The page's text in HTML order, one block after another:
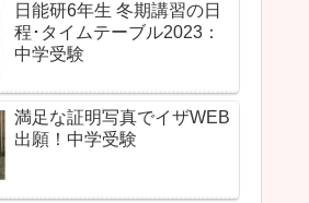
日能研6年生 冬期講習の日
程･タイムテーブル2023：
中学受験
満足な証明写真でイザWEB
出願！中学受験